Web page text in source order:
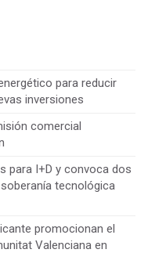
para reducir
inversiones
comercial
para I+D y convoca dos
tecnológica
promocionan el
Valenciana en